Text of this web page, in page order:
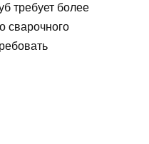
требует более
сварочного